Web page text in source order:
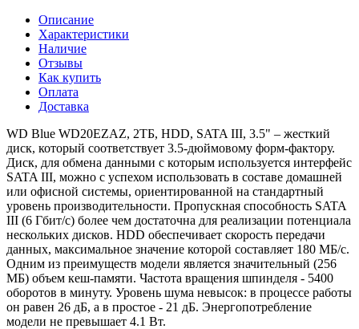
Описание
Характеристики
Наличие
Отзывы
Как купить
Оплата
Доставка
WD Blue WD20EZAZ, 2ТБ, HDD, SATA III, 3.5" – жесткий
диск, который соответствует 3.5-дюймовому форм-фактору.
Диск, для обмена данными с которым используется интерфейс
SATA III, можно с успехом использовать в составе домашней
или офисной системы, ориентированной на стандартный
уровень производительности. Пропускная способность SATA
III (6 Гбит/с) более чем достаточна для реализации потенциала
нескольких дисков. HDD обеспечивает скорость передачи
данных, максимальное значение которой составляет 180 МБ/с.
Одним из преимуществ модели является значительный (256
МБ) объем кеш-памяти. Частота вращения шпинделя - 5400
оборотов в минуту. Уровень шума невысок: в процессе работы
он равен 26 дБ, а в простое - 21 дБ. Энергопотребление
модели не превышает 4.1 Вт.